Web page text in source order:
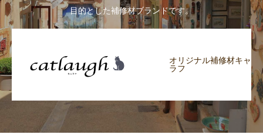
目的とした補修材ブランドです。
オリジナル補修材キャ
ラフ